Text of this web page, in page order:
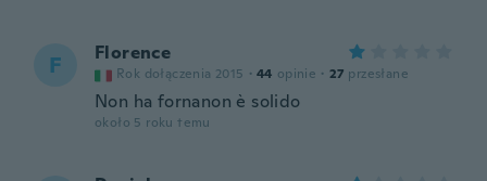
F Florence
Rok dołączenia 2015 · 44 opinie · 27 przesłane
Non ha fornanon è solido
około 5 roku temu